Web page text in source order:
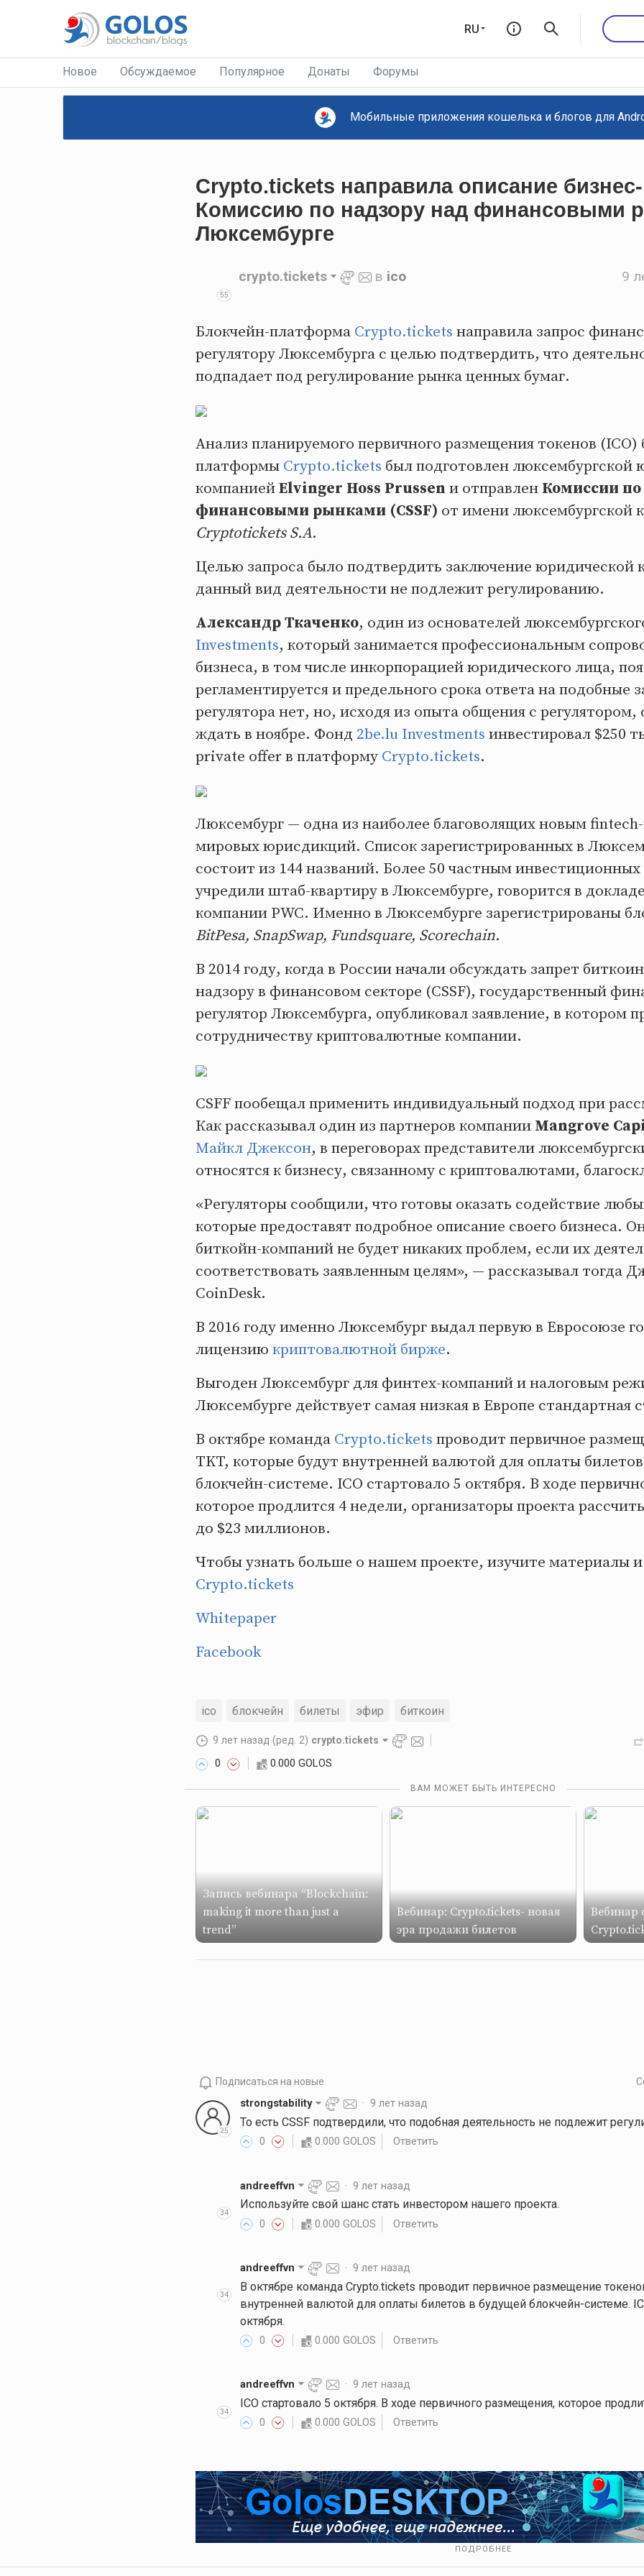
RU
Новое Обсуждаемое Популярное Донаты Форумы
Мобильные приложения кошелька и блогов для
Crypto.tickets направила описание
Комиссию по надзору над финансовыми
Люксембурге
9
55
crypto.tickets в ico
Блокчейн-платформа Crypto.tickets направила запрос
регулятору Люксембурга с целью подтвердить, что
подпадает под регулирование рынка ценных бумаг.
Анализ планируемого первичного размещения токенов (ICO)
платформы Crypto.tickets был подготовлен люксембургской
компаниейElvinger Hoss Prussen и отправлен Комиссии по
финансовыми рынками (CSSF) от имени люксембургской
Cryptotickets S.A.
Целью запроса было подтвердить заключение юридической
данный вид деятельности не подлежит регулированию.
Александр Ткаченко, один из основателей
Investments, который занимается профессиональным
бизнеса, в том числе инкорпорацией юридического лица,
регламентируется и предельного срока ответа на подобные
регулятора нет, но, исходя из опыта общения с
ждать в ноябре. Фонд 2be.lu Investments инвестировал $250
private offer в платформу Crypto.tickets.
Люксембург — одна из наиболее благоволящих новым
мировых юрисдикций. Список зарегистрированных в
состоит из 144 названий. Более 50 частным
учредили штаб-квартиру в Люксембурге, говорится в
компании PWC. Именно в Люксембурге зарегистрированы
BitPesa, SnapSwap, Fundsquare, Scorechain.
В 2014 году, когда в России начали обсуждать запрет
надзору в финансовом секторе (CSSF), государственный
регулятор Люксембурга, опубликовал заявление, в котором
сотрудничеству криптовалютные компании.
CSFF пообещал применить индивидуальный подход при
Как рассказывал один из партнеров компании Mangrove
Майкл Джексон, в переговорах представители
относятся к бизнесу, связанному с криптовалютами,
«Регуляторы сообщили, что готовы оказать содействие
которые предоставят подробное описание своего бизнеса.
биткойн-компаний не будет никаких проблем, если их
соответствовать заявленным целям», — рассказывал тогда
CoinDesk.
В 2016 году именно Люксембург выдал первую в Евросоюзе
лицензию криптовалютной бирже.
Выгоден Люксембург для финтех-компаний и налоговым
Люксембурге действует самая низкая в Европе стандартная
В октябре команда Crypto.tickets проводит первичное
TKT, которые будут внутренней валютой для оплаты
блокчейн-системе. ICO стартовало 5 октября. В ходе
которое продлится 4 недели, организаторы проекта
до $23 миллионов.
Чтобы узнать больше о нашем проекте, изучите материалы
Crypto.tickets
Whitepaper
Facebook
ico блокчейн билеты эфир биткоин
9 лет назад (ред. 2) crypto.tickets
0 0.000 GOLOS
ВАМ МОЖЕТ БЫТЬ ИНТЕРЕСНО
Запись вебинара “Blockchain:
making it more than just a
trend”
Вебинар: Crypto.tickets- новая
эра продажи билетов
Вебинар
Подписаться на новые
25
strongstability ·9 лет назад
То есть CSSF подтвердили, что подобная деятельность не подлежит
0 0.000 GOLOS Ответить
34
andreeffvn ·9 лет назад
Используйте свой шанс стать инвестором нашего проекта.
0 0.000 GOLOS Ответить
34
andreeffvn ·9 лет назад
В октябре команда Crypto.tickets проводит первичное размещение
внутренней валютой для оплаты билетов в будущей блокчейн-системе.
октября.
0 0.000 GOLOS Ответить
34
andreeffvn ·9 лет назад
ICO стартовало 5 октября. В ходе первичного размещения, которое
0 0.000 GOLOS Ответить
ПОДРОБНЕЕ